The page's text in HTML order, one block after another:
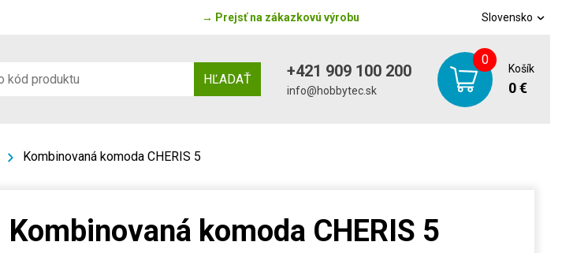
→ Prejsť na zákazkovú výrobu Slovensko
HĽADAŤ +421 909 100 200
info@hobbytec.sk
0
Košík
0 €
Kombinovaná komoda CHERIS 5
Kombinovaná komoda CHERIS 5